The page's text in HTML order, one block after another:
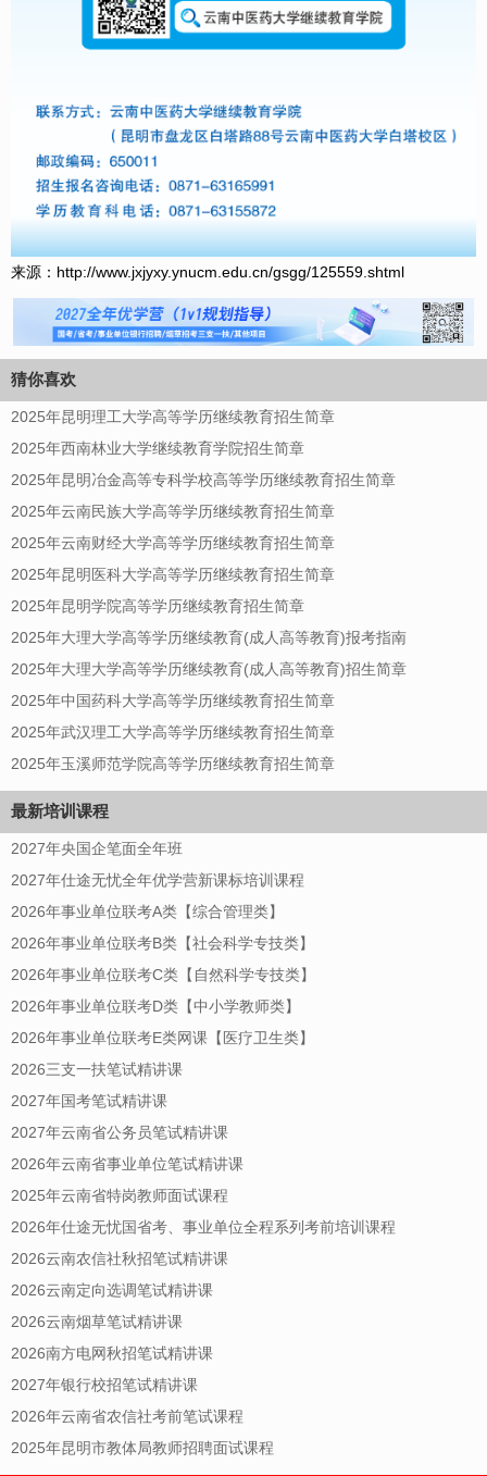
来源：http://www.jxjyxy.ynucm.edu.cn/gsgg/125559.shtml
猜你喜欢
2025年昆明理工大学高等学历继续教育招生简章
2025年西南林业大学继续教育学院招生简章
2025年昆明冶金高等专科学校高等学历继续教育招生简章
2025年云南民族大学高等学历继续教育招生简章
2025年云南财经大学高等学历继续教育招生简章
2025年昆明医科大学高等学历继续教育招生简章
2025年昆明学院高等学历继续教育招生简章
2025年大理大学高等学历继续教育(成人高等教育)报考指南
2025年大理大学高等学历继续教育(成人高等教育)招生简章
2025年中国药科大学高等学历继续教育招生简章
2025年武汉理工大学高等学历继续教育招生简章
2025年玉溪师范学院高等学历继续教育招生简章
最新培训课程
2027年央国企笔面全年班
2027年仕途无忧全年优学营新课标培训课程
2026年事业单位联考A类【综合管理类】
2026年事业单位联考B类【社会科学专技类】
2026年事业单位联考C类【自然科学专技类】
2026年事业单位联考D类【中小学教师类】
2026年事业单位联考E类网课【医疗卫生类】
2026三支一扶笔试精讲课
2027年国考笔试精讲课
2027年云南省公务员笔试精讲课
2026年云南省事业单位笔试精讲课
2025年云南省特岗教师面试课程
2026年仕途无忧国省考、事业单位全程系列考前培训课程
2026云南农信社秋招笔试精讲课
2026云南定向选调笔试精讲课
2026云南烟草笔试精讲课
2026南方电网秋招笔试精讲课
2027年银行校招笔试精讲课
2026年云南省农信社考前笔试课程
2025年昆明市教体局教师招聘面试课程